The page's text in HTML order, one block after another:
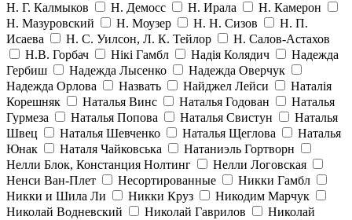
Н. Г. Калмыков
Н. Демосс Н. Ирала
Н. Камерон
Н. Мазуровский
Н. Моузер Н. Н. Сизов
Н. П.
Исаева
Н. С. Уилсон, Л. К. Тейлор
Н. Салов-Астахов
Н.В. Горбач
Нікі Гамбл Надія Колядич
Надежда
Гербиш
Надежда Лысенко
Надежда Оверчук
Надежда Орлова
Назвать Найджел Лейси
Наталія
Корешняк
Наталья Винс Наталья Годован
Наталья
Гурмеза
Наталья Попова Наталья Свистун
Наталья
Швец
Наталья Шевченко Наталья Щеглова
Наталья
Юнак
Наталя Чайковська
Натаниэль Гортворн
Нелли Блок, Констанция Нолтинг
Нелли Логовская
Ненси Ван-Плет
Несортированные
Никки Гамбл
Никки и Шила Ли
Никки Круз
Никодим Марчук
Николай Водневский
Николай Гаврилов
Николай